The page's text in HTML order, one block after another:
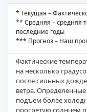
* Текущая –
** Средняя – средняя
последние годы
*** Прогноз – Наш
Фактические
на несколько
после сильных
ветра.
подъем более
прогретую солнцем